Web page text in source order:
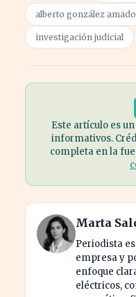
alberto gonzález
investigación judicial
Este artículo es
informativos.
completa en la
Marta
Periodista
empresa y
enfoque
eléctricos,